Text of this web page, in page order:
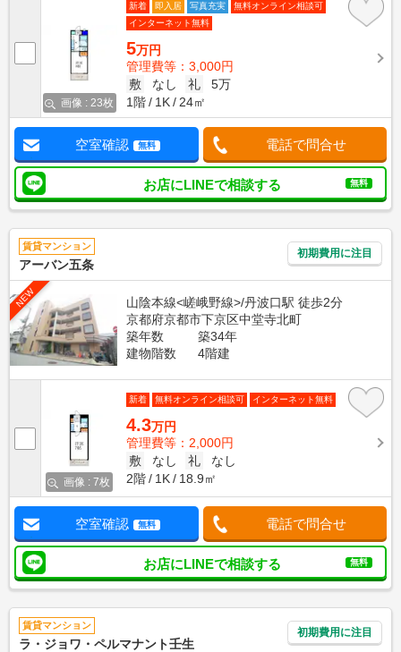
画像 : 23枚
新着 即入居 写真充実
無料オンライン相談可
インターネット無料
5万円
管理費等：3,000円
敷
なし 礼
5万
1階
1K 24㎡
空室確認 無料 電話で問合せ
お店にLINEで相談する 無料
賃貸マンション
アーバン五条
初期費用に注目
NEW
山陰本線<嵯峨野線>/丹波口駅 徒歩2分
京都府京都市下京区中堂寺北町
築年数
築34年
建物階数
4階建
画像 : 7枚
新着 無料オンライン相談可 インターネット無料
4.3万円
管理費等：2,000円
敷
なし 礼
なし
2階
1K 18.9㎡
空室確認 無料 電話で問合せ
お店にLINEで相談する 無料
賃貸マンション
ラ・ジョワ・ペルマナント壬生
初期費用に注目